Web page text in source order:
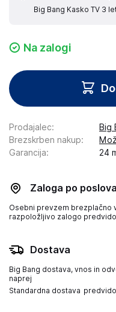
Big Bang Kasko TV 3
Na zalogi
Prodajalec:
Big
Brezskrben nakup:
Garancija: 24
Zaloga po
Osebni prevzem brezplačno
razpoložljivo zalogo
Dostava
Big Bang dostava, vnos in
naprej
Standardna dostava